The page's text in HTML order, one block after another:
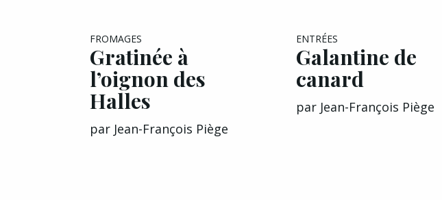
FROMAGES
Gratinée à
l’oignon des
Halles
par Jean-François Piège
ENTRÉES
Galantine de
canard
par Jean-François Piège